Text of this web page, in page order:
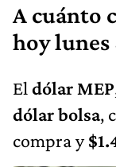
A cuánto
hoy
El dólar MEP
dólar bolsa,
compra y